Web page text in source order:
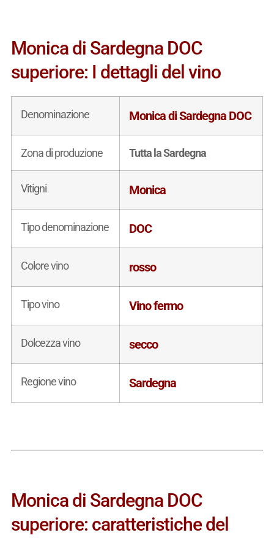
Monica di Sardegna DOC
superiore: I dettagli del vino
Denominazione Monica di Sardegna DOC
Zona di produzione Tutta la Sardegna
Vitigni Monica
Tipo denominazione DOC
Colore vino rosso
Tipo vino Vino fermo
Dolcezza vino secco
Regione vino Sardegna
Monica di Sardegna DOC
superiore: caratteristiche del